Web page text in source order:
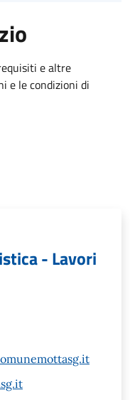
e altre
e le condizioni di
- Lavori